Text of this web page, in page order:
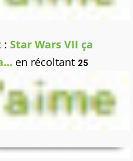
: Star Wars VII ça
en récoltant 25